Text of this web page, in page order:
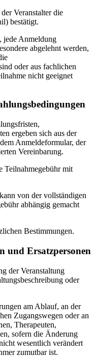
Veranstalter die
bestätigt.
jede Anmeldung
abgelehnt werden,
oder aus fachlichen
nicht geeignet
ergeben sich aus der
Anmeldeformular, der
Vereinbarung.
Teilnahmegebühr mit
von der vollständigen
abhängig gemacht
Bestimmungen.
und Ersatzpersonen
der Veranstaltung
oder
am Ablauf, an der
Zugangswegen oder an
Therapeuten,
sofern die Änderung
wesentlich verändert
zumutbar ist.